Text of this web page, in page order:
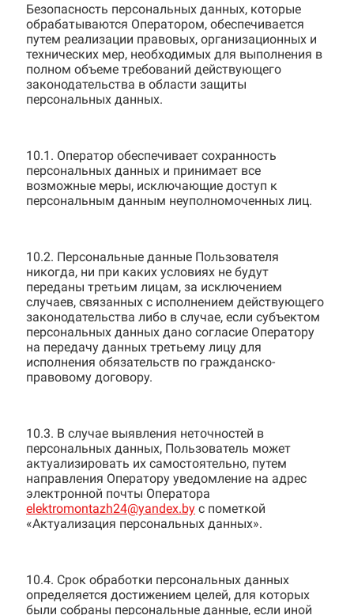
Безопасность персональных данных, которые
обрабатываются Оператором, обеспечивается
путем реализации правовых, организационных и
технических мер, необходимых для выполнения в
полном объеме требований действующего
законодательства в области защиты
персональных данных.
10.1. Оператор обеспечивает сохранность
персональных данных и принимает все
возможные меры, исключающие доступ к
персональным данным неуполномоченных лиц.
10.2. Персональные данные Пользователя
никогда, ни при каких условиях не будут
переданы третьим лицам, за исключением
случаев, связанных с исполнением действующего
законодательства либо в случае, если субъектом
персональных данных дано согласие Оператору
на передачу данных третьему лицу для
исполнения обязательств по гражданско-
правовому договору.
10.3. В случае выявления неточностей в
персональных данных, Пользователь может
актуализировать их самостоятельно, путем
направления Оператору уведомление на адрес
электронной почты Оператора
elektromontazh24@yandex.by с пометкой
«Актуализация персональных данных».
10.4. Срок обработки персональных данных
определяется достижением целей, для которых
были собраны персональные данные, если иной